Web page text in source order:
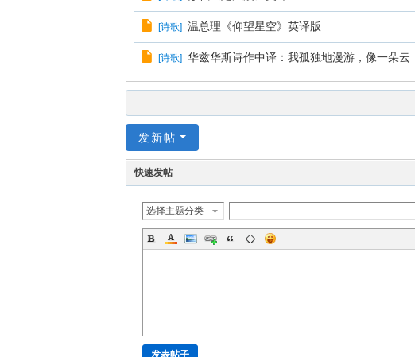
[诗歌] 温总理《仰望星空》英译版
[诗歌] 华兹华斯诗作中译：我孤独地漫游，像一朵云
发新帖
快速发帖
选择主题分类
发表帖子